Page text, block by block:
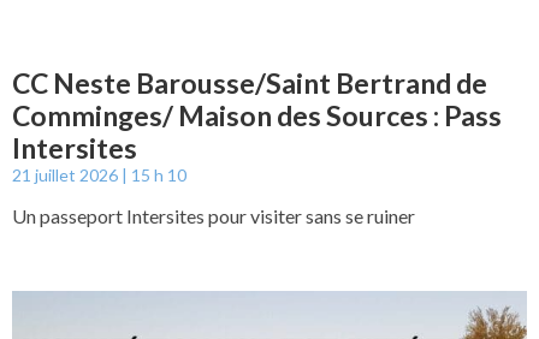
CC Neste Barousse/Saint Bertrand de
Comminges/ Maison des Sources : Pass
Intersites
21 juillet 2026 15 h 10
Un passeport Intersites pour visiter sans se ruiner